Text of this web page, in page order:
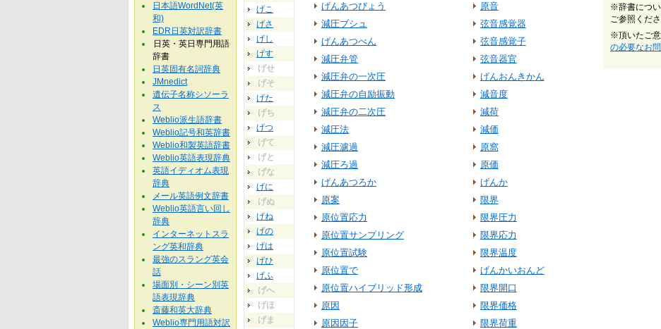
げこ
げさ
げし
げす
げせ
げそ
げた
げち
げつ
げて
げと
げな
げに
げぬ
げね
げの
げは
げひ
げふ
げへ
げほ
げま
げんあつびょう
減圧ブシュ
げんあつべん
減圧弁管
減圧弁の一次圧
減圧弁の自励振動
減圧弁の二次圧
減圧法
減圧濾過
減圧ろ過
げんあつろか
原案
原位置応力
原位置サンプリング
原位置試験
原位置で
原位置ハイブリッド形成
原因
原因因子
原音
弦音感覚器
弦音感覚子
弦音器官
げんおんきかん
減音度
減荷
減価
原窩
原価
げんか
限界
限界圧力
限界応力
限界温度
げんかいおんど
限界開口
限界価格
限界荷重
日本語WordNet(英
和)
EDR日英対訳辞書
日英・英日専門用語
辞書
日英固有名詞辞典
JMnedict
遺伝子名称シソーラ
ス
Weblio派生語辞書
Weblio記号和英辞書
Weblio和製英語辞書
Weblio英語表現辞典
英語イディオム表現
辞典
メール英語例文辞書
Weblio英語言い回し
辞典
インターネットスラ
ング英和辞典
最強のスラング英会
話
場面別・シーン別英
語表現辞典
斎藤和英大辞典
Weblio専門用語対訳
※辞書につい
ご参照くださ
※頂いたご意
の必要なお